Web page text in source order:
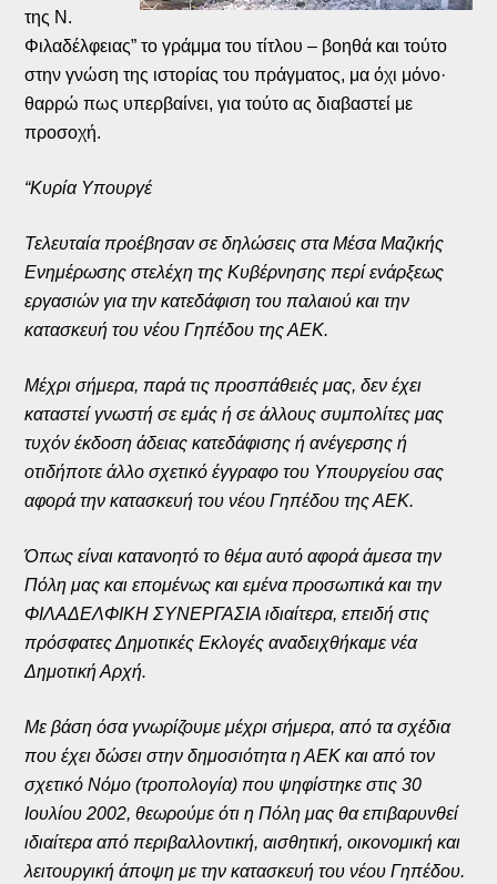
της Ν.
Φιλαδέλφειας” το γράμμα του τίτλου – βοηθά και τούτο
στην γνώση της ιστορίας του πράγματος, μα όχι μόνο·
θαρρώ πως υπερβαίνει, για τούτο ας διαβαστεί με
προσοχή.
“Κυρία Υπουργέ
Τελευταία προέβησαν σε δηλώσεις στα Μέσα Μαζικής
Ενημέρωσης στελέχη της Κυβέρνησης περί ενάρξεως
εργασιών για την κατεδάφιση του παλαιού και την
κατασκευή του νέου Γηπέδου της ΑΕΚ.
Μέχρι σήμερα, παρά τις προσπάθειές μας, δεν έχει
καταστεί γνωστή σε εμάς ή σε άλλους συμπολίτες μας
τυχόν έκδοση άδειας κατεδάφισης ή ανέγερσης ή
οτιδήποτε άλλο σχετικό έγγραφο του Υπουργείου σας
αφορά την κατασκευή του νέου Γηπέδου της ΑΕΚ.
Όπως είναι κατανοητό το θέμα αυτό αφορά άμεσα την
Πόλη μας και επομένως και εμένα προσωπικά και την
ΦΙΛΑΔΕΛΦΙΚΗ ΣΥΝΕΡΓΑΣΙΑ ιδιαίτερα, επειδή στις
πρόσφατες Δημοτικές Εκλογές αναδειχθήκαμε νέα
Δημοτική Αρχή.
Με βάση όσα γνωρίζουμε μέχρι σήμερα, από τα σχέδια
που έχει δώσει στην δημοσιότητα η ΑΕΚ και από τον
σχετικό Νόμο (τροπολογία) που ψηφίστηκε στις 30
Ιουλίου 2002, θεωρούμε ότι η Πόλη μας θα επιβαρυνθεί
ιδιαίτερα από περιβαλλοντική, αισθητική, οικονομική και
λειτουργική άποψη με την κατασκευή του νέου Γηπέδου.